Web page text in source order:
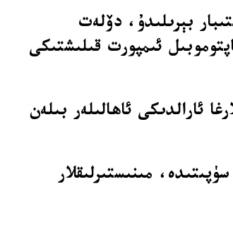
بېرىلىدۇ، دۆلەت
ئىمپورت قىلىشتىكى
ئارالدىكى ئاھالىلەر بىلەن
مىنىستىرلىقلار